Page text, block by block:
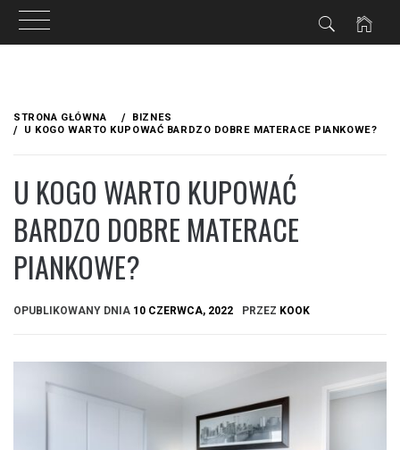
treści
STRONA GŁÓWNA
BIZNES
U KOGO WARTO KUPOWAĆ BARDZO DOBRE MATERACE PIANKOWE?
U KOGO WARTO KUPOWAĆ
BARDZO DOBRE MATERACE
PIANKOWE?
OPUBLIKOWANY DNIA 10 CZERWCA, 2022 PRZEZ KOOK